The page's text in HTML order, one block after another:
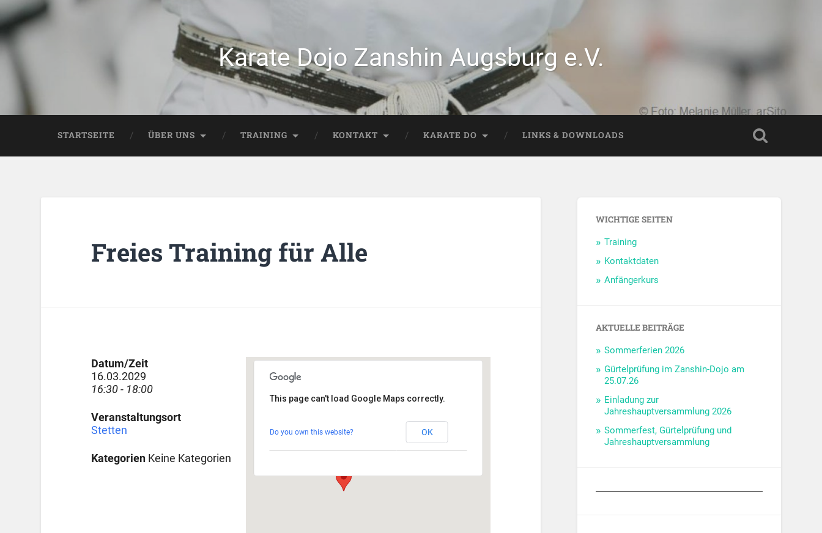
Karate Dojo Zanshin Augsburg e.V.
STARTSEITE ÜBER UNS TRAINING KONTAKT KARATE DO LINKS & DOWNLOADS
Freies Training für Alle
Veranstaltungen
This page can't load Google Maps correctly.
Do you own this website? OK
Datum/Zeit
16.03.2029
16:30 - 18:00
Veranstaltungsort
Stetten
KategorienKeine Kategorien
WICHTIGE SEITEN
Training
Kontaktdaten
Anfängerkurs
AKTUELLE BEITRÄGE
Sommerferien 2026
Gürtelprüfung im Zanshin-Dojo am
25.07.26
Einladung zur
Jahreshauptversammlung 2026
Sommerfest, Gürtelprüfung und
Jahreshauptversammlung